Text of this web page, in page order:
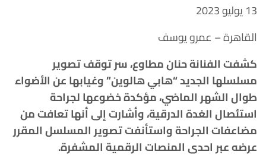
13 يوليو 2023
القاهرة – عمرو يوسف
كشفت الفنانة حنان مطاوع، سر توقف تصوير
مسلسلها الجديد “هابي هالوين” وغيابها عن الأضواء
طوال الشهر الماضي، مؤكدة خضوعها لجراحة
استئصال الغدة الدرقية، وأشارت إلى أنها تعافت من
مضاعفات الجراحة واستأنفت تصوير المسلسل المقرر
عرضه عبر احدى المنصات الرقمية المشفرة.